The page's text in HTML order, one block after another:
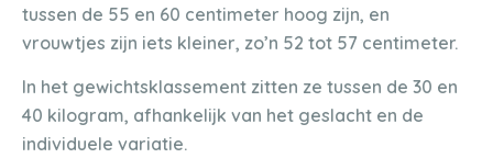
tussen de 55 en 60 centimeter hoog zijn, en
vrouwtjes zijn iets kleiner, zo’n 52 tot 57 centimeter.
In het gewichtsklassement zitten ze tussen de 30 en
40 kilogram, afhankelijk van het geslacht en de
individuele variatie.